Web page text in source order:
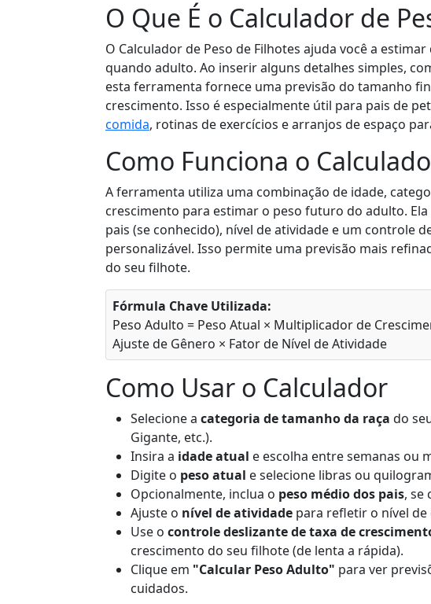
O Que É o Calculador de
O Calculador de Peso de Filhotes ajuda você a
quando adulto. Ao inserir alguns detalhes simples,
esta ferramenta fornece uma previsão do tamanho
crescimento. Isso é especialmente útil para pais de
comida, rotinas de exercícios e arranjos de espaço
Como Funciona o
A ferramenta utiliza uma combinação de idade,
crescimento para estimar o peso futuro do adulto.
pais (se conhecido), nível de atividade e um controle
personalizável. Isso permite uma previsão mais
do seu filhote.
Fórmula Chave Utilizada:
Peso Adulto = Peso Atual × Multiplicador de
Ajuste de Gênero × Fator de Nível de Atividade
Como Usar o Calculador
Selecione a categoria de tamanho da raça do
Gigante, etc.).
Insira a idade atual e escolha entre semanas ou
Digite o peso atual e selecione libras ou
Opcionalmente, inclua o peso médio dos pais, se
Ajuste o nível de atividade para refletir o nível
Use o controle deslizante de taxa de
crescimento do seu filhote (de lenta a rápida).
Clique em "Calcular Peso Adulto" para ver
cuidados.